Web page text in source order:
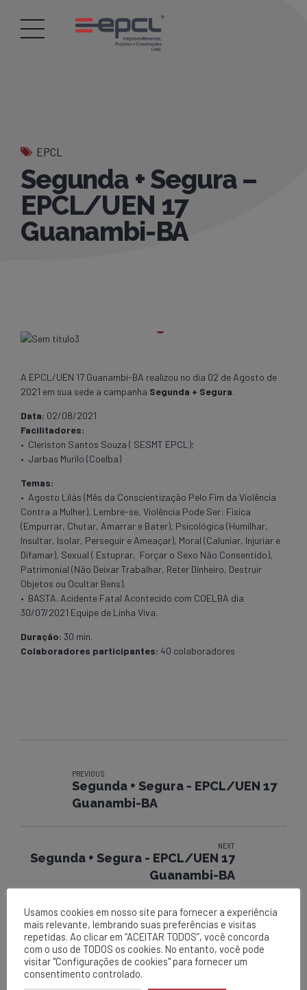
EPCL
Segunda + Segura –
EPCL/UEN 17
Guanambi-BA
A EPCL/UEN 17 Guanambi-BA realizou no dia 02 de Agosto de
2021 em sua sede a campanha Segunda + Segura.
Data: 02/08/2021
Facilitadores:
• Cleriston Santos Souza ( SESMT EPCL);
• Jarbas Murilo (Coelba)
Temas:
• Agosto Lilás (Mês da Conscientização Pelo Fim da Violência
Contra a Mulher), Lembre-se, Violência Pode Ser: Física
(Empurrar, Chutar, Amarrar e Bater), Psicológica (Humilhar,
Insultar, Isolar, Perseguir e Ameaçar), Moral (Caluniar, Injuriar e
Difamar), Sexual ( Estuprar, Forçar o Sexo Não Consentido),
Patrimonial (Não Deixar Trabalhar, Reter Dinheiro, Destruir
Objetos ou Ocultar Bens).
• BASTA. Acidente Fatal Acontecido com COELBA dia
30/07/2021 Equipe de Linha Viva.
Duração: 30 min.
Colaboradores participantes: 40 colaboradores
PREVIOUS
Segunda + Segura - EPCL/UEN 17
Guanambi-BA
NEXT
Segunda + Segura - EPCL/UEN 17
Guanambi-BA
Usamos cookies em nosso site para fornecer a experiência
mais relevante, lembrando suas preferências e visitas
repetidas. Ao clicar em “ACEITAR TODOS”, você concorda
com o uso de TODOS os cookies. No entanto, você pode
visitar "Configurações de cookies" para fornecer um
consentimento controlado.